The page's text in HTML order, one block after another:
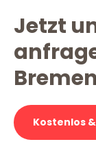
Jetzt
Kostenlos